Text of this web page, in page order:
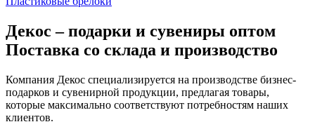
Декос – подарки и сувениры оптом
Поставка со склада и производство
Компания Декос специализируется на производстве бизнес-
подарков и сувенирной продукции, предлагая товары,
которые максимально соответствуют потребностям наших
клиентов.